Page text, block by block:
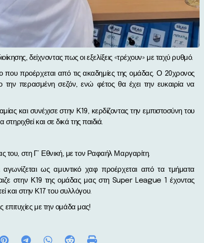
δείχνοντας πως οι εξελίξεις «τρέχουν» με ταχύ ρυθμό.
προέρχεται από τις ακαδημίες της ομάδας. Ο 20χρονος
την περασμένη σεζόν, ενώ φέτος θα έχει την ευκαιρία να
και συνέχισε στην Κ19, κερδίζοντας την εμπιστοσύνη του
και σε δικά της παιδιά.
του, στη Γ΄ Εθνική, με τον Ραφαήλ Μαργαρίτη.
ως αμυντικό χαφ προέρχεται από τα τμήματα
στην Κ19 της ομάδας μας στη Super League 1 έχοντας
και στην Κ17 του συλλόγου.
επιτυχίες με την ομάδα μας!